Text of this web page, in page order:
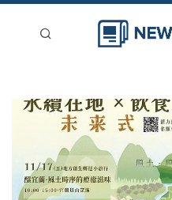
新聞稿分類
刊登